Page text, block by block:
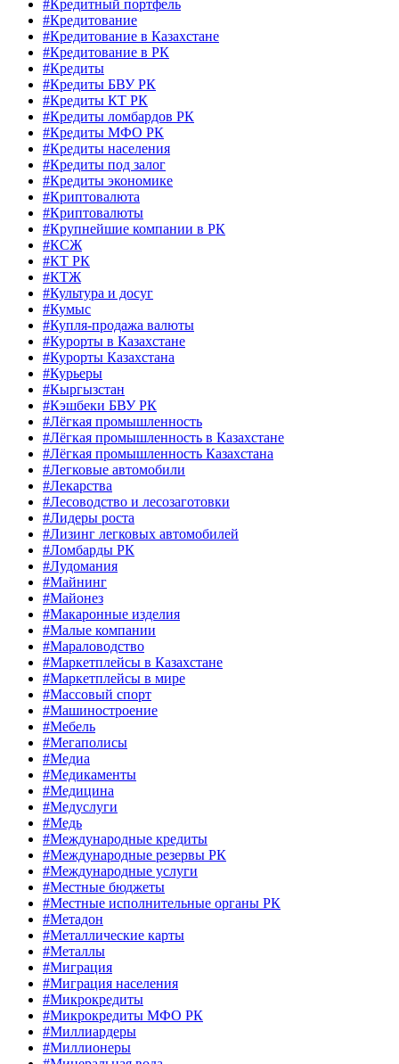
#Кредитный портфель
#Кредитование
#Кредитование в Казахстане
#Кредитование в РК
#Кредиты
#Кредиты БВУ РК
#Кредиты КТ РК
#Кредиты ломбардов РК
#Кредиты МФО РК
#Кредиты населения
#Кредиты под залог
#Кредиты экономике
#Криптовалюта
#Криптовалюты
#Крупнейшие компании в РК
#КСЖ
#КТ РК
#КТЖ
#Культура и досуг
#Кумыс
#Купля-продажа валюты
#Курорты в Казахстане
#Курорты Казахстана
#Курьеры
#Кыргызстан
#Кэшбеки БВУ РК
#Лёгкая промышленность
#Лёгкая промышленность в Казахстане
#Лёгкая промышленность Казахстана
#Легковые автомобили
#Лекарства
#Лесоводство и лесозаготовки
#Лидеры роста
#Лизинг легковых автомобилей
#Ломбарды РК
#Лудомания
#Майнинг
#Майонез
#Макаронные изделия
#Малые компании
#Мараловодство
#Маркетплейсы в Казахстане
#Маркетплейсы в мире
#Массовый спорт
#Машиностроение
#Мебель
#Мегаполисы
#Медиа
#Медикаменты
#Медицина
#Медуслуги
#Медь
#Международные кредиты
#Международные резервы РК
#Международные услуги
#Местные бюджеты
#Местные исполнительные органы РК
#Метадон
#Металлические карты
#Металлы
#Миграция
#Миграция населения
#Микрокредиты
#Микрокредиты МФО РК
#Миллиардеры
#Миллионеры